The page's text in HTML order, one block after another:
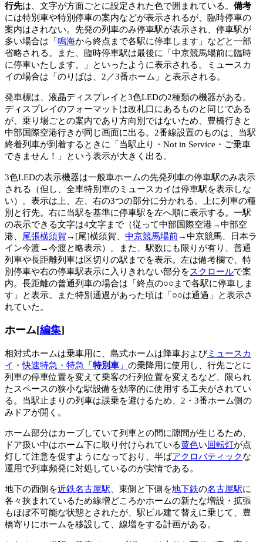
行先は、文字が方面ごとに設定された色で囲まれている。 備考
には特別車や特別停車の案内などが表示されるが、臨時停車の
案内はされない。先発の列車のみ停車駅が表示され、停車駅が
多い場合は「 鳴海から終点まで各駅に停車します」などと一部
省略される。また、臨時停車駅は最後に「中京競馬場前に臨時
に停車いたします。」といったように表示される。ミュースカ
イの場合は「のりばは、2／3番ホーム」と表示される。
発車標は、液晶ディスプレイと3色LEDの2種類の機器がある。
ディスプレイのフォーマットは改札口にあるものと同じである
が、乗り場ごとの案内であり方向別ではないため、豊橋行きと
中部国際空港行きが同じ画面に出る。2番線設置のものは、当駅
終着列車が到着するときに「当駅止り・Not in Service・ご乗車
できません！」という表示が大きく出る。
3色LEDの表示機器は一般車ホームの先発列車の停車駅のみ表示
される（但し、全車特別車のミュースカイは停車駅を表示しな
い）。表示は上、左、右の3つの部分に分かれる。上に列車の種
別と行先。右に当駅を基準に停車駅を左へ順に表示する。一駅
の表示できる文字は4文字まで（従って中部国際空港→中部空
港、
尾張横須賀 →[尾]横須賀、 中京競馬場前→中京競馬、日本ラ
イン今渡→今渡と略表示）。また、駅数にも限りが有り、普通
列車や長距離列車は区切りの駅までを表示。左は備考欄で、特
別停車や右の停車駅表示に入りきれない部分をスクロールで案
内。長距離の普通列車の場合は「終点の○○まで各駅に停車しま
す」と表示。また特別通過があった頃は「○○は通過」と表示さ
れていた。
ホーム[編集]
相対式ホームは乗車用に、島式ホームは降車およびミュースカ
イ ・快速特急・特急「 特別車 」 の乗降用に使用し、行先ごとに
列車の停車位置を変えて乗客の行列位置を変えるなど、限られ
たスペースの狭小な駅設備を効率的に使用する工夫がされてい
る。当駅止まりの列車は誤乗を避けるため、2・3番ホーム側の
みドアが開く。
ホーム部分はカーブしていて列車との間に隙間が生じるため、
ドア扱い中はホーム下に取り付けられている黄色い回転灯が点
灯して注意を促すようになっており、半ばアクロバティックな
運用で列車頻発に対処しているのが実情である。
地下の西側を近鉄名古屋駅 、東側と下側を地下鉄の名古屋駅に
各々挟まれているため線増どころかホームの新たな増設・拡張
もほぼ不可能な状態とされたが、駅ビル建て替えに乗じて、豊
橋寄りにホームを移設して、線増をする計画がある。